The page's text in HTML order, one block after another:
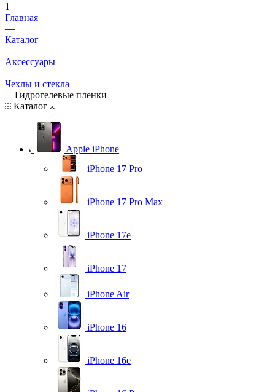
1
Главная
—
Каталог
—
Аксессуары
—
Чехлы и стекла
—Гидрогелевые пленки
Каталог
Apple iPhone
iPhone 17 Pro
iPhone 17 Pro Max
iPhone 17e
iPhone 17
iPhone Air
iPhone 16
iPhone 16e